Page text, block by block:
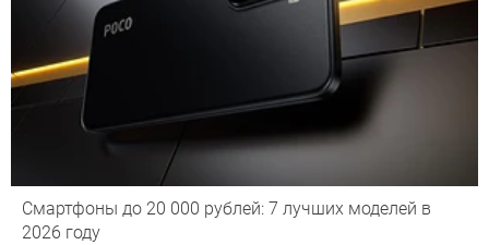
Смартфоны до 20 000 рублей: 7 лучших моделей в
2026 году